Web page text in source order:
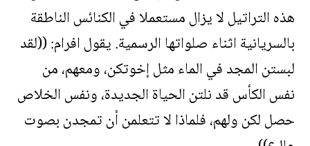
هذه التراتيل لا يزال مستعملا في الكنائس الناطقة
بالسريانية اثناء صلواتها الرسمية. يقول افرام: ((لقد
لبستن المجد في الماء مثل إخوتكن، ومعهم، من
نفس الكأس قد نلتن الحياة الجديدة، ونفس الخلاص
حصل لكن ولهم، فلماذا لا تتعلمن أن تمجدن بصوت